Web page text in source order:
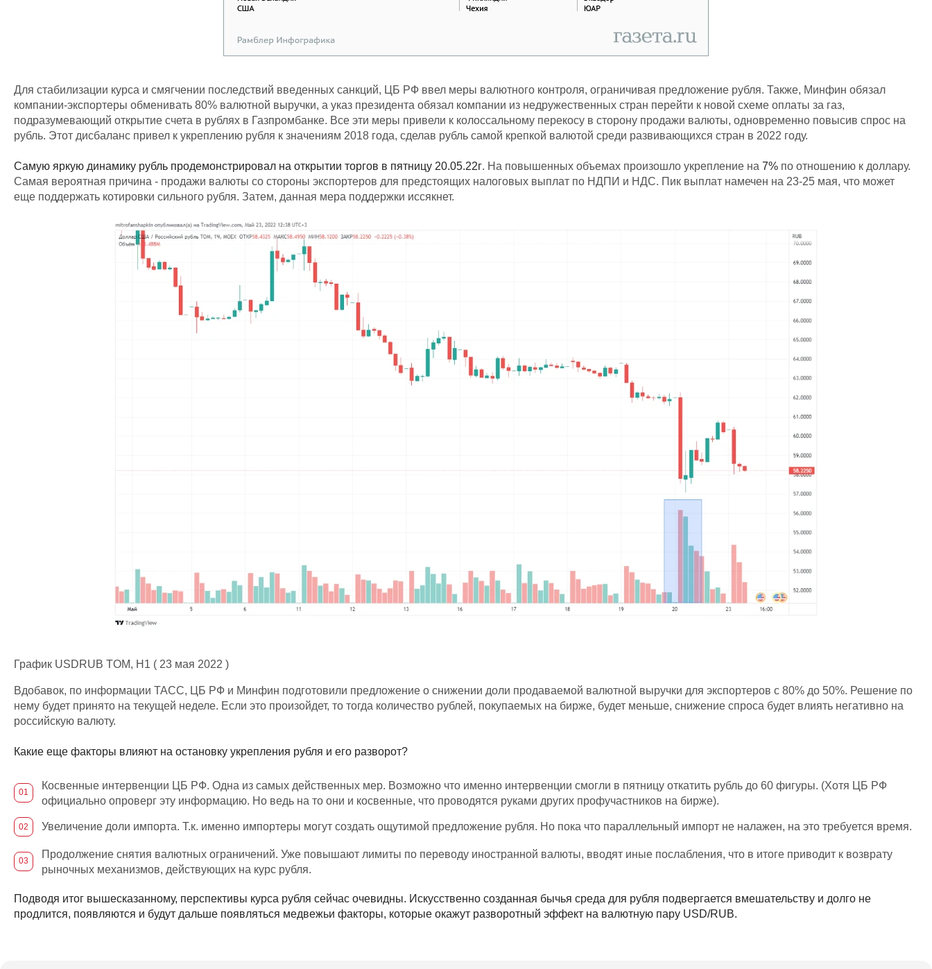
Для стабилизации курса и смягчении последствий введенных санкций, ЦБ РФ ввел меры валютного контроля, ограничивая предложение рубля. Также, Минфин обязал
компании-экспортеры обменивать 80% валютной выручки, а указ президента обязал компании из недружественных стран перейти к новой схеме оплаты за газ,
подразумевающий открытие счета в рублях в Газпромбанке. Все эти меры привели к колоссальному перекосу в сторону продажи валюты, одновременно повысив спрос на
рубль. Этот дисбаланс привел к укреплению рубля к значениям 2018 года, сделав рубль самой крепкой валютой среди развивающихся стран в 2022 году.
Самую яркую динамику рубль продемонстрировал на открытии торгов в пятницу 20.05.22г. На повышенных объемах произошло укрепление на 7% по отношению к доллару.
Самая вероятная причина - продажи валюты со стороны экспортеров для предстоящих налоговых выплат по НДПИ и НДС. Пик выплат намечен на 23-25 мая, что может
еще поддержать котировки сильного рубля. Затем, данная мера поддержки иссякнет.
График USDRUB TOM, H1 ( 23 мая 2022 )
Вдобавок, по информации ТАСС, ЦБ РФ и Минфин подготовили предложение о снижении доли продаваемой валютной выручки для экспортеров с 80% до 50%. Решение по
нему будет принято на текущей неделе. Если это произойдет, то тогда количество рублей, покупаемых на бирже, будет меньше, снижение спроса будет влиять негативно на
российскую валюту.
Какие еще факторы влияют на остановку укрепления рубля и его разворот?
Косвенные интервенции ЦБ РФ. Одна из самых действенных мер. Возможно что именно интервенции смогли в пятницу откатить рубль до 60 фигуры. (Хотя ЦБ РФ
официально опроверг эту информацию. Но ведь на то они и косвенные, что проводятся руками других профучастников на бирже).
Увеличение доли импорта. Т.к. именно импортеры могут создать ощутимой предложение рубля. Но пока что параллельный импорт не налажен, на это требуется время.
Продолжение снятия валютных ограничений. Уже повышают лимиты по переводу иностранной валюты, вводят иные послабления, что в итоге приводит к возврату
рыночных механизмов, действующих на курс рубля.
Подводя итог вышесказанному, перспективы курса рубля сейчас очевидны. Искусственно созданная бычья среда для рубля подвергается вмешательству и долго не
продлится, появляются и будут дальше появляться медвежьи факторы, которые окажут разворотный эффект на валютную пару USD/RUB.